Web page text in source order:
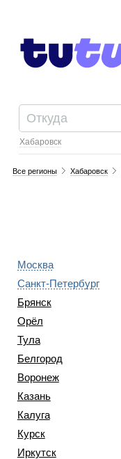
Хабаровск
Все регионы Хабаровск
Москва
Санкт-Петербург
Брянск
Орёл
Тула
Белгород
Воронеж
Казань
Калуга
Курск
Иркутск